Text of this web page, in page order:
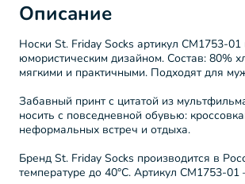
Описание
Носки St. Friday Socks артикул СМ1753-
юмористическим дизайном. Состав: 80%
мягкими и практичными. Подходят для
Забавный принт с цитатой из
носить с повседневной обувью:
неформальных встреч и отдыха.
Бренд St. Friday Socks производится в
температуре до 40°C. Артикул СМ1753-